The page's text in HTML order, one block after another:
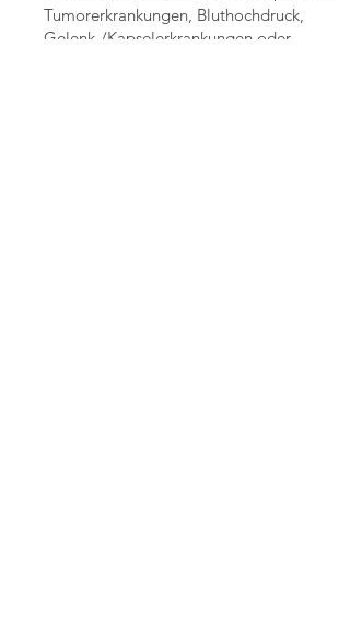
Tumorerkrankungen, Bluthochdruck,
Gelenk-/Kapselerkrankungen oder-